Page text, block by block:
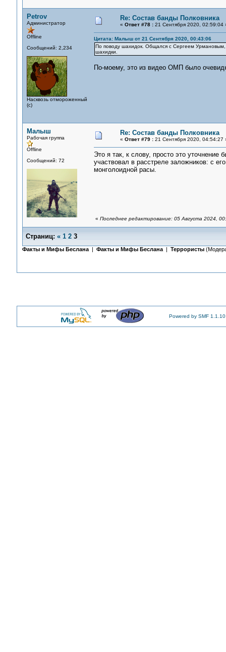
Petrov
Администратор
Offline
Сообщений: 2,234
Насквозь отмороженный
(с)
Re: Состав банды Полковника
« Ответ #78 :21 Сентября 2020, 02:59:04
Цитата: Малыш от 21 Сентября 2020, 00:43:06
По поводу шахидок. Общался с Сергеем Урмановым,
шахидки.
По-моему, это из видео ОМП было
Малыш
Рабочая группа
Offline
Сообщений: 72
Re: Состав банды Полковника
« Ответ #79 :21 Сентября 2020, 04:54:27
Это я так, к слову, просто это
участвовал в расстреле заложников: с
монголоидной расы.
« Последнее редактирование: 05 Августа 2024,
Страниц: « 1 2 3
Факты и Мифы Беслана| Факты и Мифы Беслана| Террористы
Powered by SMF 1.1.10